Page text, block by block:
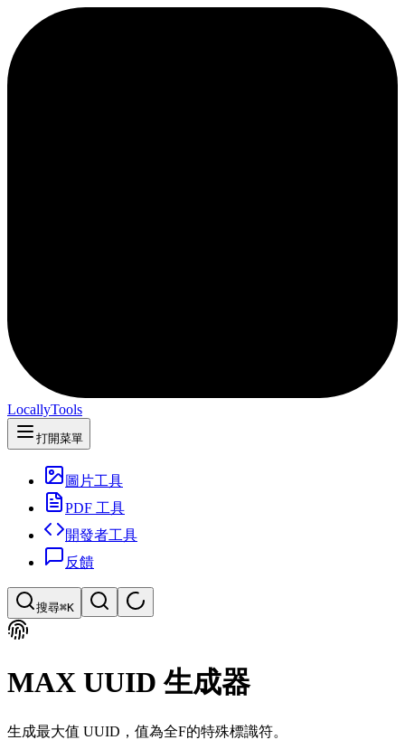
LocallyTools
打開菜單
圖片工具
PDF 工具
開發者工具
反饋
搜尋⌘K
快速搜索工具
MAX UUID 生成器
生成最大值 UUID，值為全F的特殊標識符。